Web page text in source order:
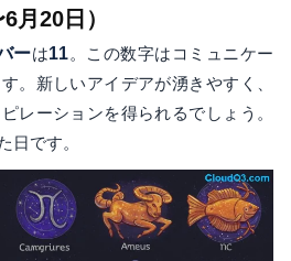
月20日）
ーは11。この数字はコミュニケー
。新しいアイデアが湧きやすく、
レーションを得られるでしょう。
日です。